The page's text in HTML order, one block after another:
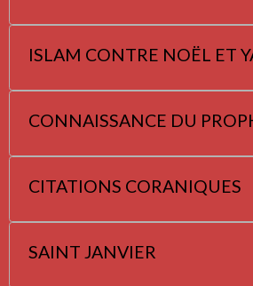
ISLAM CONTRE NOËL ET
CONNAISSANCE DU
CITATIONS CORANIQUES
SAINT JANVIER